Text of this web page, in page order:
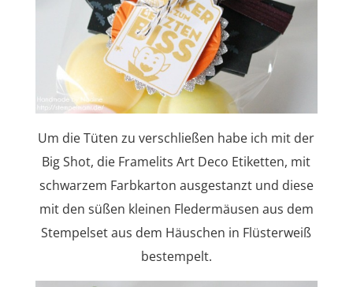
Um die Tüten zu verschließen habe ich mit der
Big Shot, die Framelits Art Deco Etiketten, mit
schwarzem Farbkarton ausgestanzt und diese
mit den süßen kleinen Fledermäusen aus dem
Stempelset aus dem Häuschen in Flüsterweiß
bestempelt.